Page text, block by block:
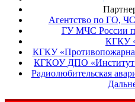
Агентство по ГО,
ГУ МЧС России
КГКУ
КГКУ
КГКОУ ДПО «Институт
Радиолюбительская